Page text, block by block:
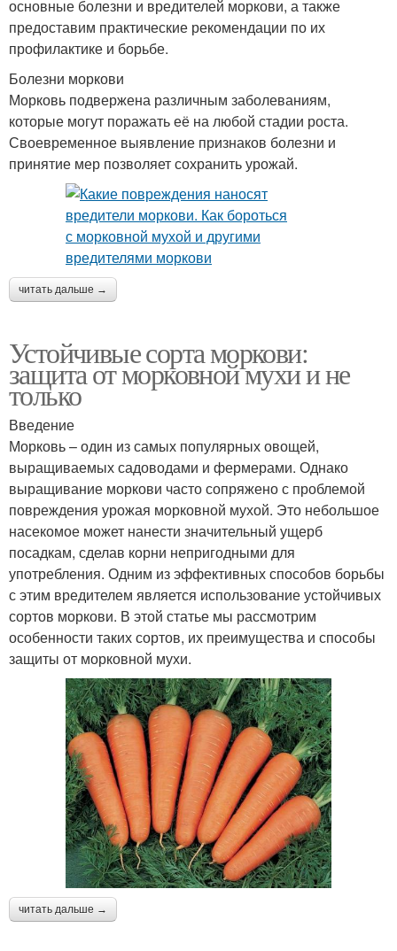
основные болезни и вредителей моркови, а также
предоставим практические рекомендации по их
профилактике и борьбе.
Болезни моркови
Морковь подвержена различным заболеваниям,
которые могут поражать её на любой стадии роста.
Своевременное выявление признаков болезни и
принятие мер позволяет сохранить урожай.
читать дальше →
Устойчивые сорта моркови:
защита от морковной мухи и не
только
Введение
Морковь – один из самых популярных овощей,
выращиваемых садоводами и фермерами. Однако
выращивание моркови часто сопряжено с проблемой
повреждения урожая морковной мухой. Это небольшое
насекомое может нанести значительный ущерб
посадкам, сделав корни непригодными для
употребления. Одним из эффективных способов борьбы
с этим вредителем является использование устойчивых
сортов моркови. В этой статье мы рассмотрим
особенности таких сортов, их преимущества и способы
защиты от морковной мухи.
читать дальше →